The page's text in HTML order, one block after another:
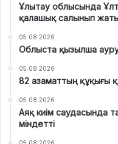
Ұлытау облысында
қалашық салынып
05.08.2026
Облыста қызылша
05.08.2026
82 азаматтың құқығы
05.08.2026
Аяқ киім саудасында
міндетті